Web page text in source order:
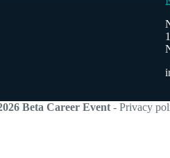
Beta Career Event - Privacy